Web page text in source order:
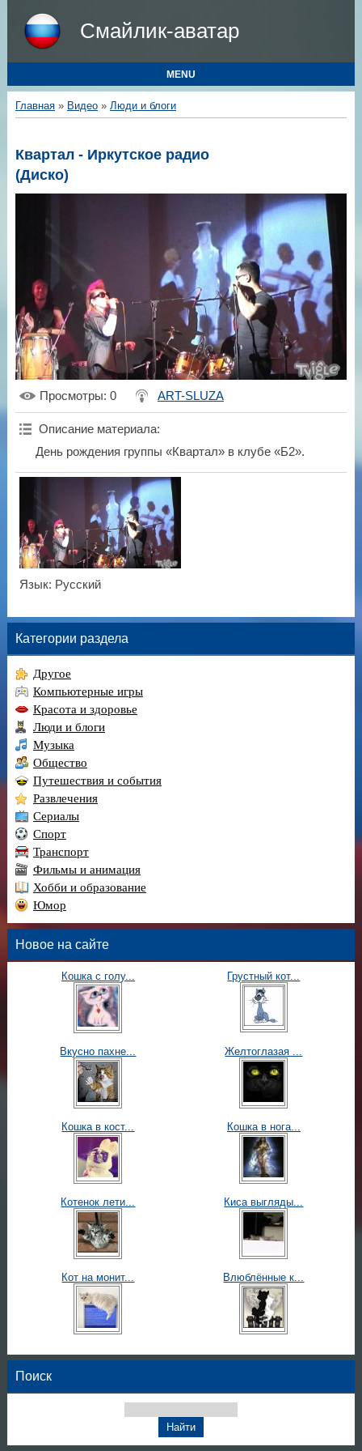
Смайлик-аватар
MENU
Главная» Видео» Люди и блоги
Квартал - Иркутское радио
(Диско)
Просмотры: 0 ART-SLUZA
Описание материала:
День рождения группы «Квартал» в клубе «Б2».
Язык: Русский
Категории раздела
Другое
Компьютерные игры
Красота и здоровье
Люди и блоги
Музыка
Общество
Путешествия и события
Развлечения
Сериалы
Спорт
Транспорт
Фильмы и анимация
Хобби и образование
Юмор
Новое на сайте
Кошка с голу... Грустный кот...
Вкусно пахне... Желтоглазая ...
Кошка в кост... Кошка в нога...
Котенок лети... Киса выгляды...
Кот на монит... Влюблённые к...
Поиск